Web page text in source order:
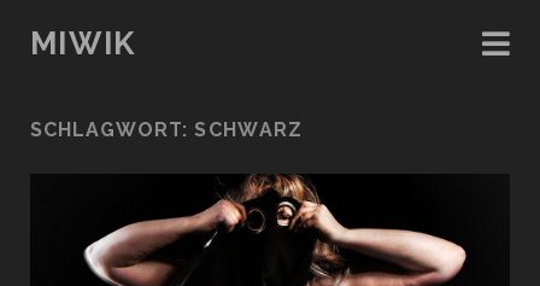
MIWIK
SCHLAGWORT:SCHWARZ